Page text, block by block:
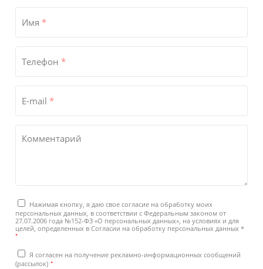
Имя *
Телефон *
E-mail *
Комментарий
Нажимая кнопку, я даю свое согласие на обработку моих
персональных данных, в соответствии с Федеральным законом от
27.07.2006 года №152-ФЗ «О персональных данных», на условиях и для
целей, определенных в Согласии на обработку персональных данных *
*
Я согласен на получение рекламно-информационных сообщений
(рассылок) *